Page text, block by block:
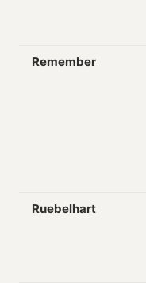
Remember
Ruebelhart